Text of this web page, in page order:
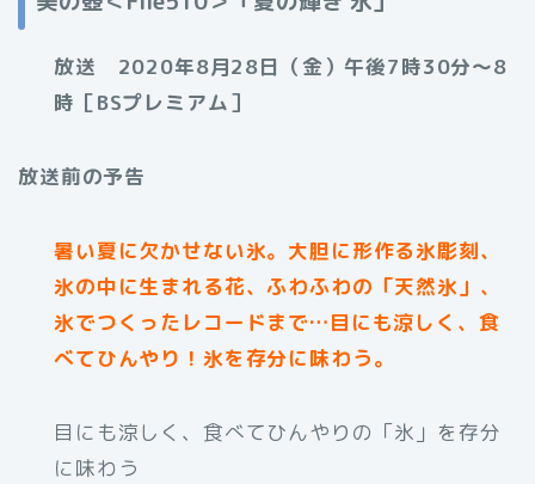
放送 2020年8月28日（金）午後7時30分～8
時［BSプレミアム］
放送前の予告
暑い夏に欠かせない氷。大胆に形作る氷彫刻、
氷の中に生まれる花、ふわふわの「天然氷」、
氷でつくったレコードまで…目にも涼しく、食
べてひんやり！氷を存分に味わう。
目にも涼しく、食べてひんやりの「氷」を存分
に味わう